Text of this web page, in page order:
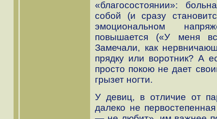
«благосостоянии»:
собой (и сразу
эмоциональном
повышается («У меня
Замечали, как
прядку или воротник? А
просто покою не дает
грызет ногти.
У девиц, в отличие от
далеко не